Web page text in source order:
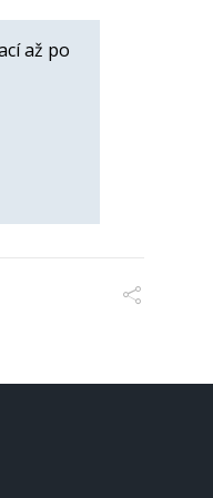
až po